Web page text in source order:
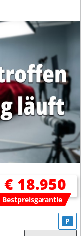
€ 18.950
Bestpreisgarantie
P